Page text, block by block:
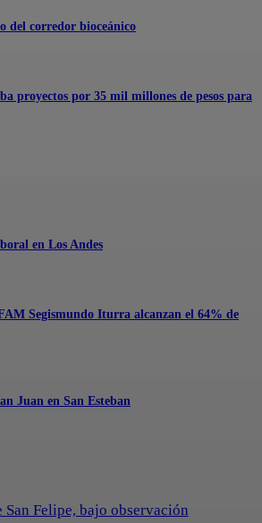
del corredor bioceánico
proyectos por 35 mil millones de pesos para
en Los Andes
Segismundo Iturra alcanzan el 64% de
Juan en San Esteban
San Felipe, bajo observación